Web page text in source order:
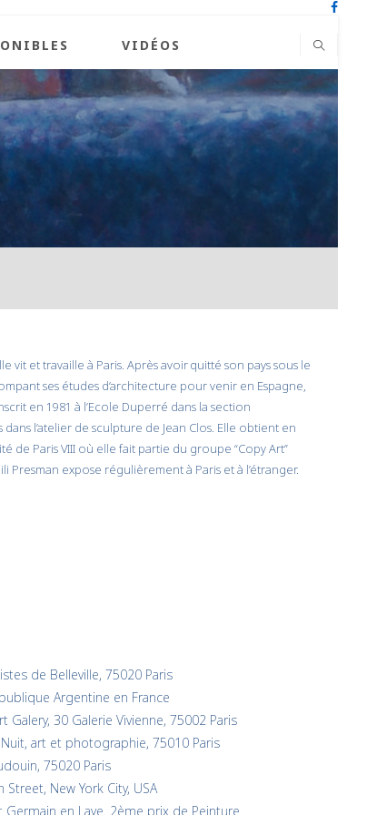
VIDÉOS
vit et travaille à Paris. Après avoir quitté son pays sous le
ses études d’architecture pour venir en Espagne,
en 1981 à l’Ecole Duperré dans la section
l’atelier de sculpture de Jean Clos. Elle obtient en
de Paris VIII où elle fait partie du groupe “Copy Art”
Presman expose régulièrement à Paris et à l’étranger.
de Belleville, 75020 Paris
Argentine en France
Galery, 30 Galerie Vivienne, 75002 Paris
art et photographie, 75010 Paris
75020 Paris
New York City, USA
en Laye. 2ème prix de Peinture